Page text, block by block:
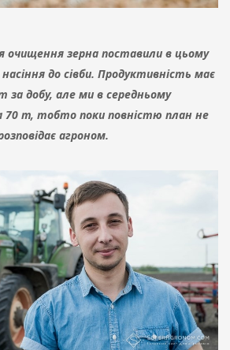
очищення зерна поставили в цьому
до сівби. Продуктивність має
добу, але ми в середньому
70 т, тобто поки повністю план не
агроном.